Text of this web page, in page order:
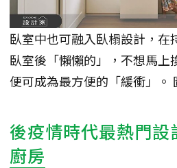
臥室中也可融入臥榻設計，在
臥室後「懶懶的」，不想馬上
便可成為最方便的「緩衝」。
後疫情時代最熱門設
廚房